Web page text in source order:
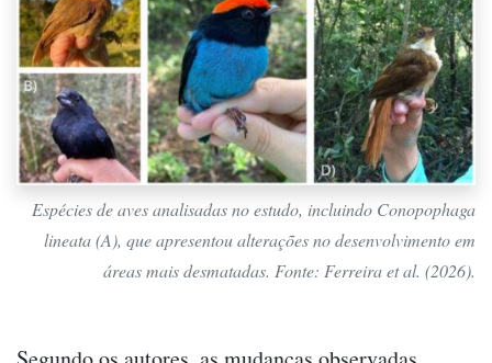
Espécies de aves analisadas no estudo, incluindo Conopophaga
lineata (A), que apresentou alterações no desenvolvimento em
áreas mais desmatadas. Fonte: Ferreira et al. (2026).